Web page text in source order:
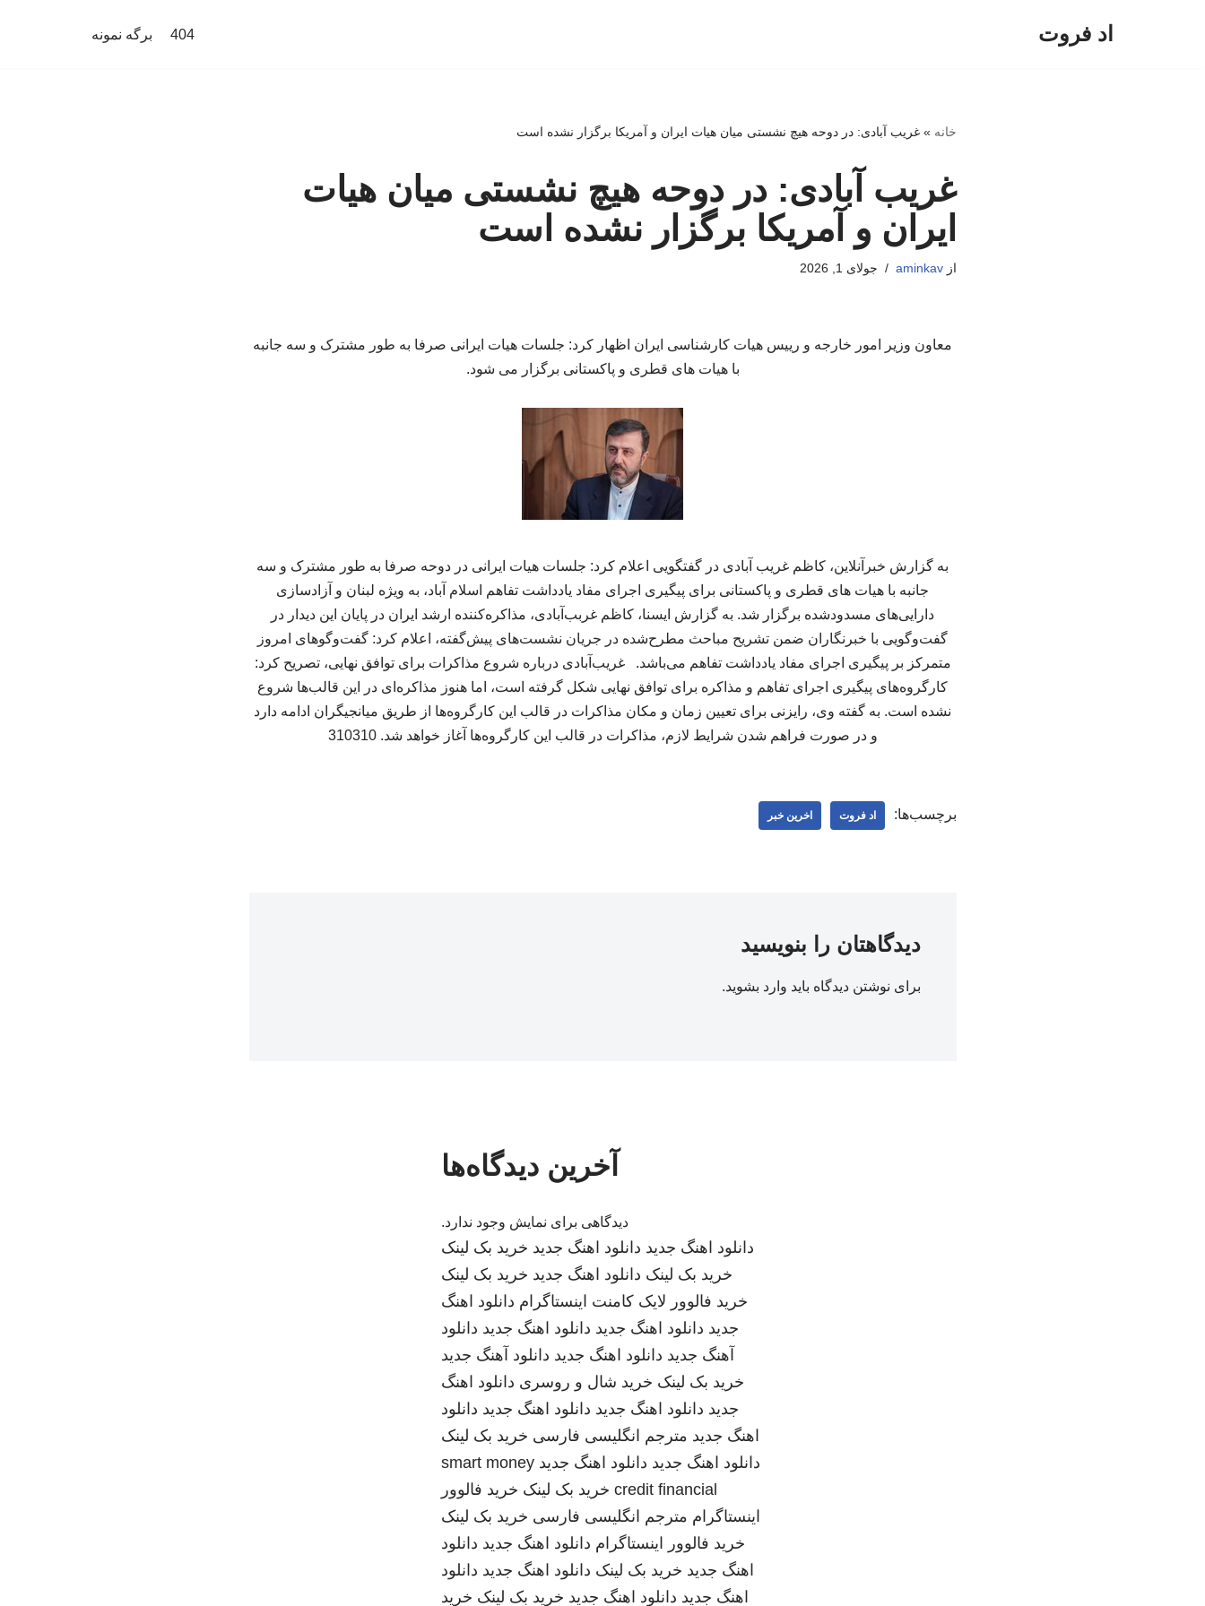
اد فروت 404 برگه نمونه
خانه »غریب آبادی: در دوحه هیچ نشستی میان هیات ایران و آمریکا برگزار نشده است
غریب آبادی: در دوحه هیچ نشستی میان هیات
ایران و آمریکا برگزار نشده است
ازaminkav جولای 1, 2026
معاون وزیر امور خارجه و رییس هیات کارشناسی ایران اظهار کرد: جلسات هیات ایرانی صرفا به طور مشترک و سه جانبه
با هیات های قطری و پاکستانی برگزار می شود.
به گزارش خبرآنلاین، کاظم غریب آبادی در گفتگویی اعلام کرد: جلسات هیات ایرانی در دوحه صرفا به طور مشترک و سه
جانبه با هیات های قطری و پاکستانی برای پیگیری اجرای مفاد یادداشت تفاهم اسلام آباد، به ویژه لبنان و آزادسازی
دارایی‌های مسدودشده برگزار شد. به گزارش ایسنا، کاظم غربب‌آبادی، مذاکره‌کننده ارشد ایران در پایان این دیدار در
گفت‌وگویی با خبرنگاران ضمن تشریح مباحث مطرح‌شده در جریان نشست‌های پیش‌گفته، اعلام کرد: گفت‌وگوهای امروز
متمرکز بر پیگیری اجرای مفاد یادداشت تفاهم می‌باشد. غریب‌آبادی درباره شروع مذاکرات برای توافق نهایی، تصریح کرد:
کارگروه‌های پیگیری اجرای تفاهم و مذاکره برای توافق نهایی شکل گرفته است، اما هنوز مذاکره‌ای در این قالب‌ها شروع
نشده است. به گفته وی، رایزنی برای تعیین زمان و مکان مذاکرات در قالب این کارگروه‌ها از طریق میانجیگران ادامه دارد
و در صورت فراهم شدن شرایط لازم، مذاکرات در قالب این کارگروه‌ها آغاز خواهد شد. 310310
برچسب‌ها: اد فروت اخرین خبر
دیدگاهتان را بنویسید
برای نوشتن دیدگاه باید وارد بشوید.
آخرین دیدگاه‌ها
دیدگاهی برای نمایش وجود ندارد.
دانلود اهنگ جدید دانلود اهنگ جدید خرید بک لینک
خرید بک لینک دانلود اهنگ جدید خرید بک لینک
خرید فالوور لایک کامنت اینستاگرام دانلود اهنگ
جدید دانلود اهنگ جدید دانلود اهنگ جدید دانلود
آهنگ جدید دانلود اهنگ جدید دانلود آهنگ جدید
خرید بک لینک خرید شال و روسری دانلود اهنگ
جدید دانلود اهنگ جدید دانلود اهنگ جدید دانلود
اهنگ جدید مترجم انگلیسی فارسی خرید بک لینک
دانلود اهنگ جدید دانلود اهنگ جدید smart money
credit financial خرید بک لینک خرید فالوور
اینستاگرام مترجم انگلیسی فارسی خرید بک لینک
خرید فالوور اینستاگرام دانلود اهنگ جدید دانلود
اهنگ جدید خرید بک لینک دانلود اهنگ جدید دانلود
اهنگ جدید دانلود اهنگ جدید خرید بک لینک خرید